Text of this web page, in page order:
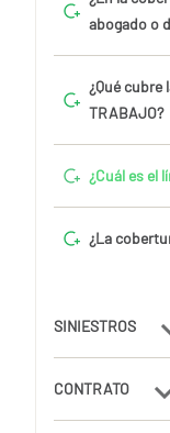
abogado o
¿Qué cubre
TRABAJO?
¿Cuál es el
¿La
SINIESTROS
CONTRATO